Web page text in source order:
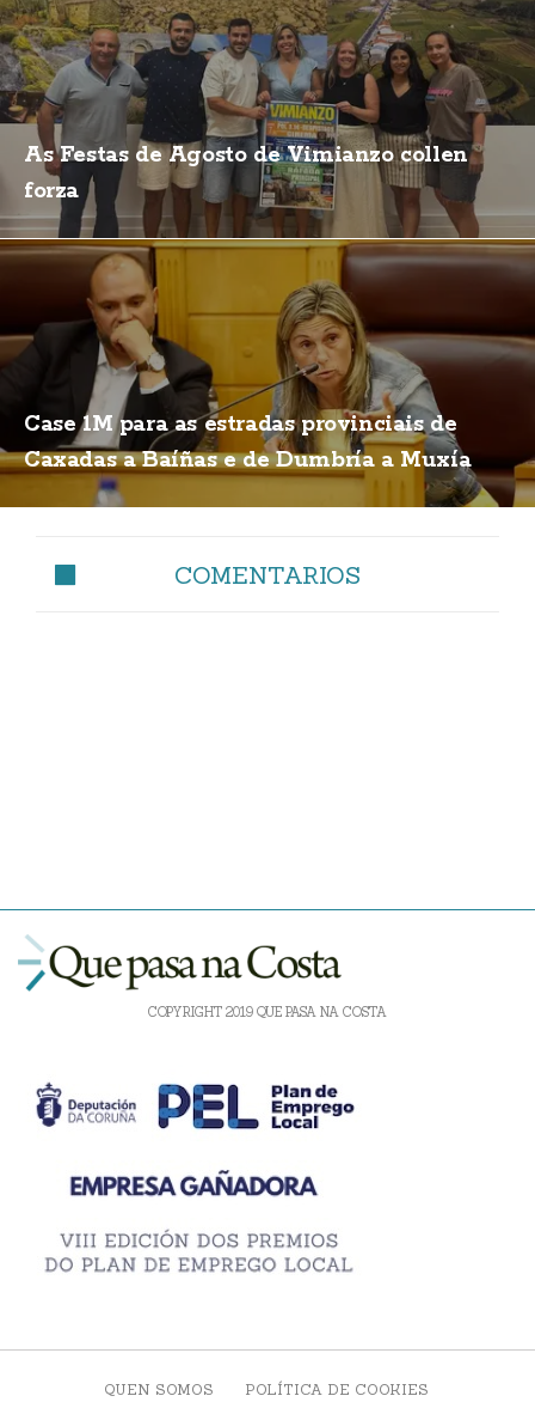
As Festas de Agosto de Vimianzo collen
forza
Case 1M para as estradas provinciais de
Caxadas a Baíñas e de Dumbría a Muxía
COMENTARIOS
COPYRIGHT 2019 QUE PASA NA COSTA
QUEN SOMOS POLÍTICA DE COOKIES